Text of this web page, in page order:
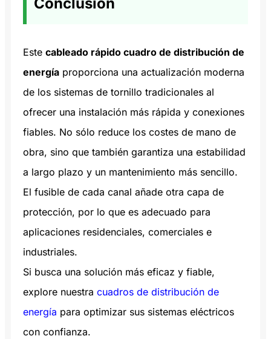
eficazmente la energía eléctrica entre varios
pescado, es una clara advertencia de que
sobrecalentamiento
grave riesgo de incendio eléctrico.
enchufado, ya que la corriente sigue
activado. El riesgo aumenta si el enchufe
tiene
conexiones sueltas
cableado
Conclusión
Este cableado rápido cuadro de distribución de
energía proporciona una actualización moderna
de los sistemas de tornillo tradicionales al
ofrecer una instalación más rápida y conexiones
fiables. No sólo reduce los costes de mano de
obra, sino que también garantiza una estabilidad
a largo plazo y un mantenimiento más sencillo.
El fusible de cada canal añade otra capa de
protección, por lo que es adecuado para
aplicaciones residenciales, comerciales e
industriales.
Si busca una solución más eficaz y fiable,
explore nuestra cuadros de distribución de
energía para optimizar sus sistemas eléctricos
con confianza.